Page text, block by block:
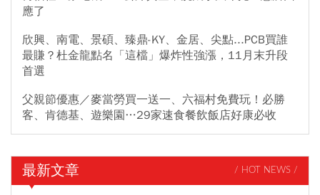
應了
欣興、南電、景碩、臻鼎-KY、金居、尖點...PCB買誰
最賺？杜金龍點名「這檔」爆炸性強漲，11月末升段
首選
父親節優惠／麥當勞買一送一、六福村免費玩！必勝
客、肯德基、遊樂園…29家速食餐飲飯店好康必收
最新文章 / HOT NEWS /